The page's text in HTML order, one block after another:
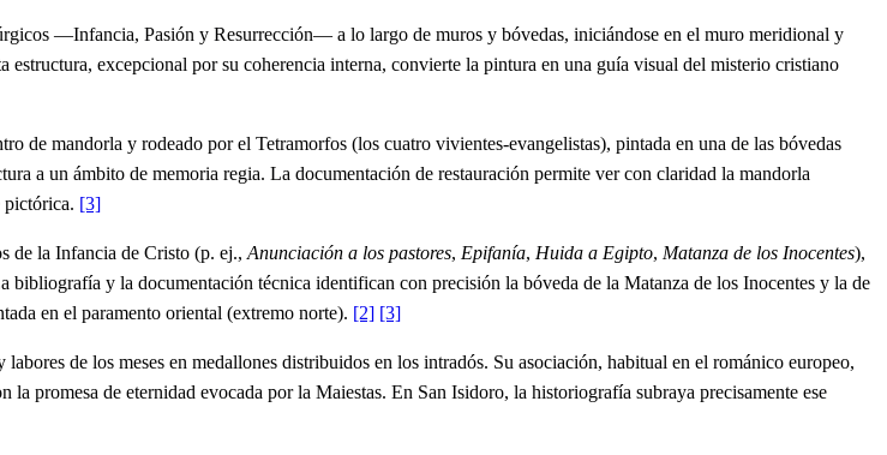
—Infancia, Pasión y Resurrección— a lo largo de muros y bóvedas, iniciándose en el muro meridional y
excepcional por su coherencia interna, convierte la pintura en una guía visual del misterio cristiano
mandorla y rodeado por el Tetramorfos (los cuatro vivientes-evangelistas), pintada en una de las bóvedas
a un ámbito de memoria regia. La documentación de restauración permite ver con claridad la mandorla
pictórica. [3]
de la Infancia de Cristo (p. ej., Anunciación a los pastores, Epifanía, Huida a Egipto, Matanza de los Inocentes),
bibliografía y la documentación técnica identifican con precisión la bóveda de la Matanza de los Inocentes y la de
en el paramento oriental (extremo norte). [2] [3]
de los meses en medallones distribuidos en los intradós. Su asociación, habitual en el románico europeo,
promesa de eternidad evocada por la Maiestas. En San Isidoro, la historiografía subraya precisamente ese